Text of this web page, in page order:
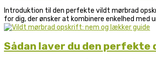
Introduktion til den perfekte vildt mørbrad
for dig, der ønsker at kombinere enkelhed med
Sådan laver du den perfekte